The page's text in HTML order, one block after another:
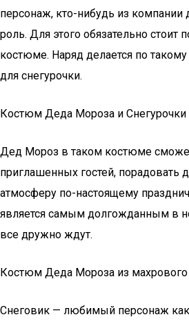
персонаж, кто-нибудь из компании
роль. Для этого обязательно стоит
костюме. Наряд делается по
для снегурочки.
Костюм Деда Мороза и Снегурочки
Дед Мороз в таком костюме
приглашенных гостей, порадовать
атмосферу по-настоящему
является самым долгожданным в
все дружно ждут.
Костюм Деда Мороза из махрового
Снеговик — любимый персонаж как